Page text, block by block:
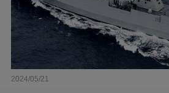
2024/05/21